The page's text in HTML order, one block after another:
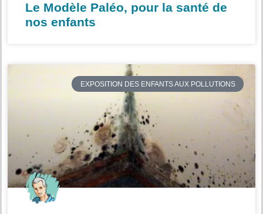
Le Modèle Paléo, pour la santé de
nos enfants
EXPOSITION DES ENFANTS AUX POLLUTIONS